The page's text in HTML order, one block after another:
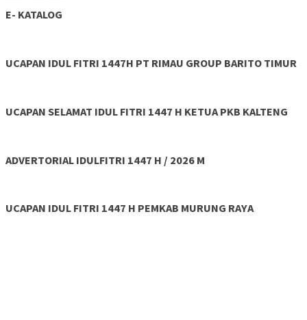
E- KATALOG
UCAPAN IDUL FITRI 1447H PT RIMAU GROUP BARITO TIMUR
UCAPAN SELAMAT IDUL FITRI 1447 H KETUA PKB KALTENG
ADVERTORIAL IDULFITRI 1447 H / 2026 M
UCAPAN IDUL FITRI 1447 H PEMKAB MURUNG RAYA